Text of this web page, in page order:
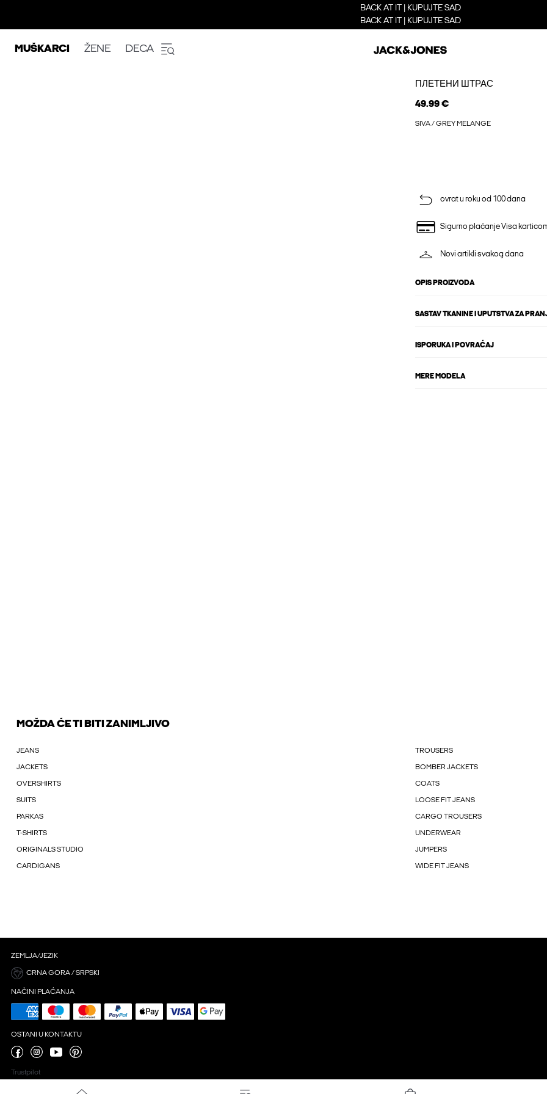
BACK AT IT | KUPUJTE SAD
BACK AT IT | KUPUJTE SAD
MUŠKARCI ŽENE DECA
ПЛЕТЕНИ ШТРАС
49.99 €
SIVA / GREY MELANGE
ovrat u roku od 100 dana
Sigurno plaćanje Visa
Novi artikli svakog dana
OPIS PROIZVODA
SASTAV TKANINE I UPUTSTVA ZA
ISPORUKA I POVRAĆAJ
MERE MODELA
MOŽDA ĆE TI BITI ZANIMLJIVO
JEANS TROUSERS
JACKETS BOMBER JACKETS
OVERSHIRTS COATS
SUITS LOOSE FIT JEANS
PARKAS CARGO TROUSERS
T-SHIRTS UNDERWEAR
ORIGINALS STUDIO JUMPERS
CARDIGANS WIDE FIT JEANS
ZEMLJA/JEZIK
CRNA GORA / SRPSKI
NAČINI PLAĆANJA
OSTANI U KONTAKTU
Trustpilot